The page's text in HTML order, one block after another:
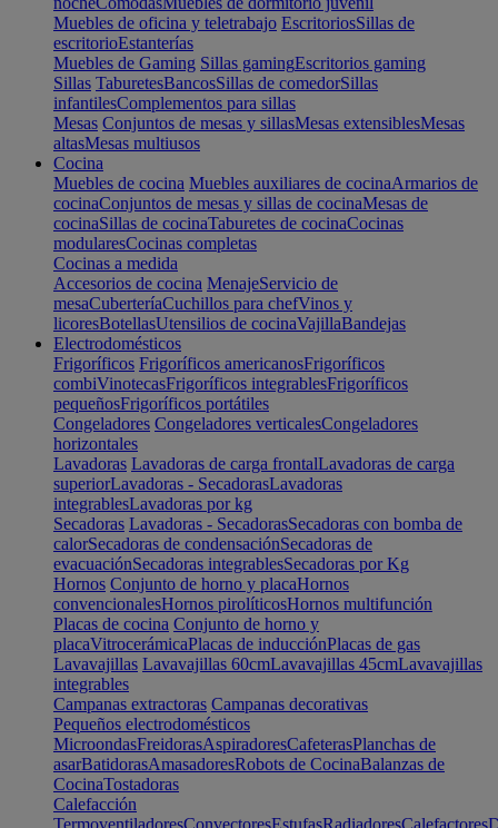
Muebles de oficina y teletrabajo EscritoriosSillas de
escritorioEstanterías
Muebles de Gaming Sillas gamingEscritorios gaming
Sillas TaburetesBancosSillas de comedorSillas
infantilesComplementos para sillas
Mesas Conjuntos de mesas y sillasMesas extensiblesMesas
altasMesas multiusos
Cocina
Muebles de cocina Muebles auxiliares de cocinaArmarios de
cocinaConjuntos de mesas y sillas de cocinaMesas de
cocinaSillas de cocinaTaburetes de cocinaCocinas
modularesCocinas completas
Cocinas a medida
Accesorios de cocina MenajeServicio de
mesaCuberteríaCuchillos para chefVinos y
licoresBotellasUtensilios de cocinaVajillaBandejas
Electrodomésticos
Frigoríficos Frigoríficos americanosFrigoríficos
combiVinotecasFrigoríficos integrablesFrigoríficos
pequeñosFrigoríficos portátiles
Congeladores Congeladores verticalesCongeladores
horizontales
Lavadoras Lavadoras de carga frontalLavadoras de carga
superiorLavadoras - SecadorasLavadoras
integrablesLavadoras por kg
Secadoras Lavadoras - SecadorasSecadoras con bomba de
calorSecadoras de condensaciónSecadoras de
evacuaciónSecadoras integrablesSecadoras por Kg
Hornos Conjunto de horno y placaHornos
convencionalesHornos pirolíticosHornos multifunción
Placas de cocina Conjunto de horno y
placaVitrocerámicaPlacas de inducciónPlacas de gas
Lavavajillas Lavavajillas 60cmLavavajillas 45cmLavavajillas
integrables
Campanas extractoras Campanas decorativas
Pequeños electrodomésticos
MicroondasFreidorasAspiradoresCafeterasPlanchas de
asarBatidorasAmasadoresRobots de CocinaBalanzas de
CocinaTostadoras
Calefacción
TermoventiladoresConvectoresEstufasRadiadoresCalefactores